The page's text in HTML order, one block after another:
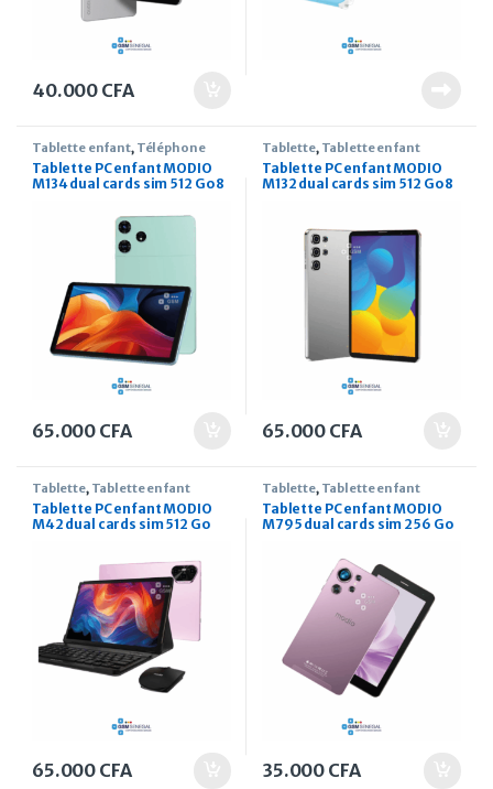
40.000 CFA
Tablette enfant, Téléphone
Tablette PC enfant MODIO
M134 dual cards sim 512 Go 8
65.000 CFA
Tablette, Tablette enfant
Tablette PC enfant MODIO
M132 dual cards sim 512 Go 8
65.000 CFA
Tablette, Tablette enfant
Tablette PC enfant MODIO
M42 dual cards sim 512 Go
65.000 CFA
Tablette, Tablette enfant
Tablette PC enfant MODIO
M795 dual cards sim 256 Go
35.000 CFA